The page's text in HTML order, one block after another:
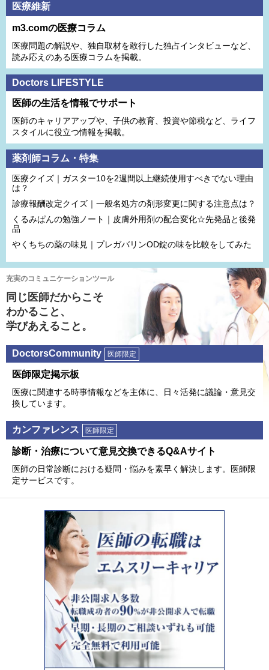
医療維新
m3.comの医療コラム
医療問題の解説や、独⾃取材を敢⾏した独占インタビューなど、
読み応えのある医療コラムを掲載。
Doctors LIFESTYLE
医師の生活を情報でサポート
医師のキャリアアップや、子供の教育、投資や節税など、ライフ
スタイルに役立つ情報を掲載。
薬剤師コラム・特集
医療クイズ｜ガスター10を2週間以上継続使用すべきでない理由
は？
診療報酬改定クイズ｜一般名処方の剤形変更に関する注意点は？
くるみぱんの勉強ノート｜皮膚外用剤の配合変化☆先発品と後発
品
やくちちの薬の味見｜プレガバリンOD錠の味を比較をしてみた
充実のコミュニケーションツール
同じ医師だからこそ
わかること、
学びあえること。
DoctorsCommunity 医師限定
医師限定掲⽰板
医療に関連する時事情報などを主体に、⽇々活発に議論・意⾒交
換しています。
カンファレンス 医師限定
診断・治療について意⾒交換できるQ&Aサイト
医師の⽇常診断における疑問・悩みを素早く解決します。医師限
定サービスです。